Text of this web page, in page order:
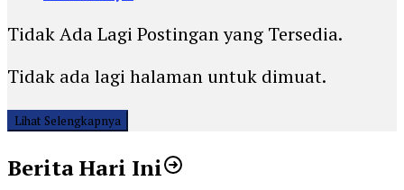
Tidak Ada Lagi Postingan yang Tersedia.
Tidak ada lagi halaman untuk dimuat.
Lihat Selengkapnya
Berita Hari Ini